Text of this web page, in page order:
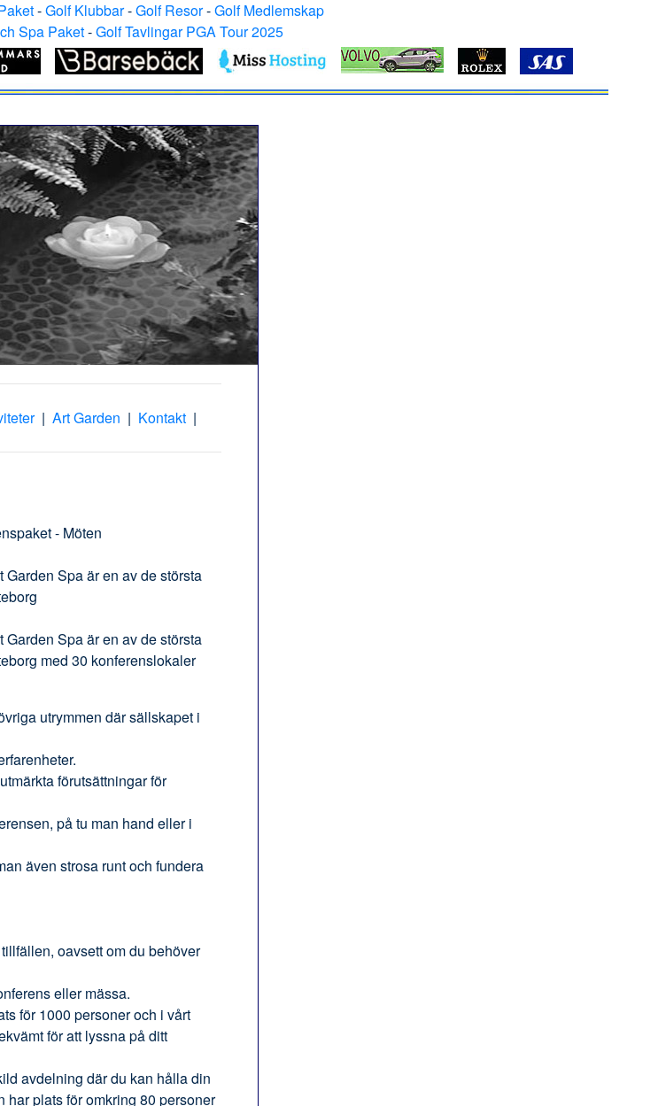
-Golf Klubbar-Golf Resor-Golf Medlemskap
Spa Paket-Golf Tavlingar PGA Tour 2025
| Art Garden | Kontakt |
- Möten
Spa är en av de största
Spa är en av de största
med 30 konferenslokaler
utrymmen där sällskapet i
förutsättningar för
på tu man hand eller i
även strosa runt och fundera
oavsett om du behöver
eller mässa.
för 1000 personer och i vårt
för att lyssna på ditt
avdelning där du kan hålla din
har plats för omkring 80 personer